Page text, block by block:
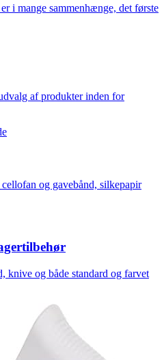
i mange sammenhænge, det første
af produkter inden for
og gavebånd, silkepapir
knive og både standard og farvet